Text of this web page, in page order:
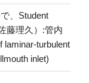
、Student
藤理久）:管内
laminar-turbulent
inlet)